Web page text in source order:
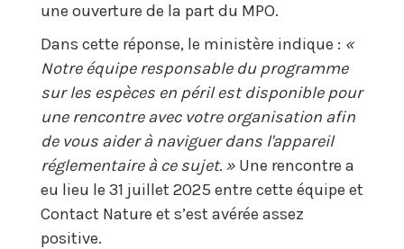
une ouverture de la part du MPO.
Dans cette réponse, le ministère indique : «
Notre équipe responsable du programme
sur les espèces en péril est disponible pour
une rencontre avec votre organisation afin
de vous aider à naviguer dans l'appareil
réglementaire à ce sujet. »Une rencontre a
eu lieu le 31 juillet 2025 entre cette équipe et
Contact Nature et s’est avérée assez
positive.